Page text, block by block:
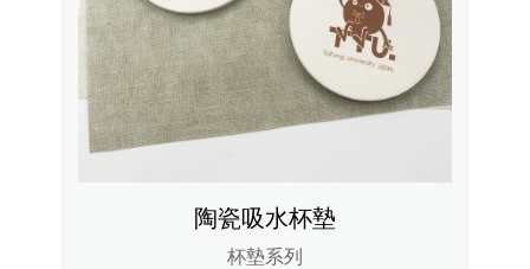
陶瓷吸水杯墊
杯墊系列